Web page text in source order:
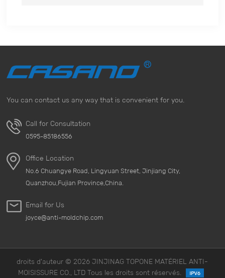
You can contact us any way that is convenient for you.
Call for Consultation
0595-85186556
Office Location
No.6 Chuangye Road, Lingyuan Street, Jinjiang City,
Quanzhou,Fujian Province,China.
Email for Us
joyce@anti-moldchip.com
droits d'auteur © 2026 JINJINAG TOPONE MATÉRIEL ANTI-
MOISISSURE CO., LTD Tous les droits sont réservés.